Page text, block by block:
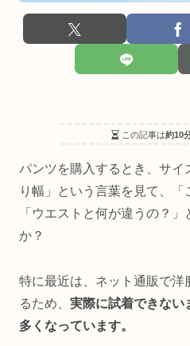
この記事は約10
パンツを購入するとき、サイ
り幅」という言葉を見て、「
「ウエストと何が違うの？
か？
特に最近は、ネット通販で洋
るため、 実際に試着できない
多くなっています。